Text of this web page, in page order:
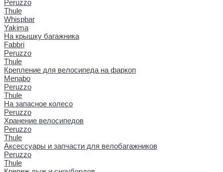
Peruzzo
Thule
Whispbar
Yakima
На крышку багажника
Fabbri
Peruzzo
Thule
Крепление для велосипеда на фаркоп
Menabo
Peruzzo
Thule
На запасное колесо
Peruzzo
Хранение велосипедов
Peruzzo
Thule
Аксессуары и запчасти для велобагажников
Peruzzo
Thule